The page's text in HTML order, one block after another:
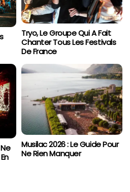
Tryo, Le Groupe Qui A Fait
Chanter Tous Les Festivals
De France
Musilac 2026 : Le Guide Pour
Ne Rien Manquer